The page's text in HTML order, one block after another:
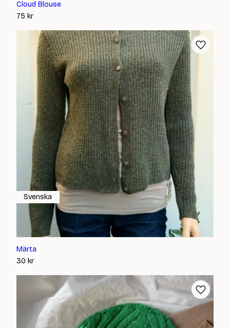
Cloud Blouse
75 kr
Märta
30 kr
Svenska